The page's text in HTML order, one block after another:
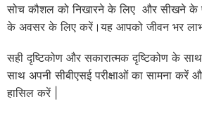
सोच कौशल को निखारने के लिए और सीखने के
के अवसर के लिए करें।यह आपको जीवन भर
सही दृष्टिकोण और सकारात्मक दृष्टिकोण के
साथ अपनी सीबीएसई परीक्षाओं का सामना करें
हासिल करें |